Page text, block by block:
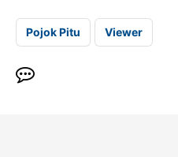
Pojok Pitu Viewer